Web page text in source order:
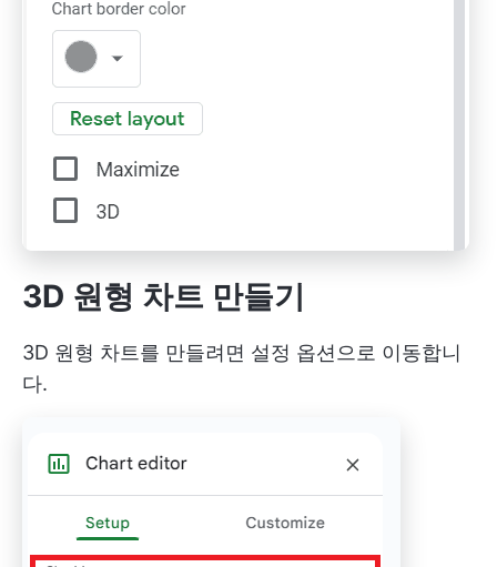
3D 원형 차트 만들기
3D 원형 차트를 만들려면 설정 옵션으로 이동합니
다.